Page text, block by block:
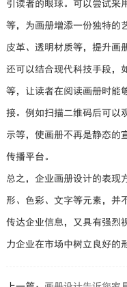
引读者的眼球。可以尝试采
等，为画册增添一份独特的
皮革、透明材质等，提升画
还可以结合现代科技手段，
等，让读者在阅读画册时能
接。例如扫描二维码后可以
示等，使画册不再是静态的
传播平台。
总之，企业画册设计的表现
形、色彩、文字等元素，并
传达企业信息，又具有强烈
力企业在市场中树立良好的